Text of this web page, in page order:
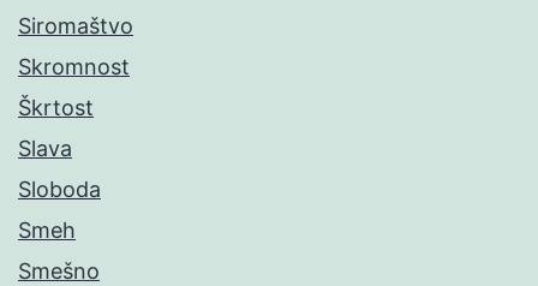
Siromaštvo
Skromnost
Škrtost
Slava
Sloboda
Smeh
Smešno